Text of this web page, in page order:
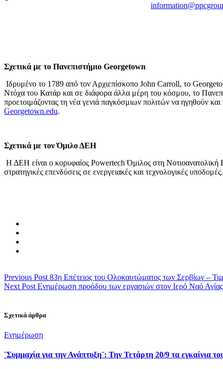
Σχετικά με το Πανεπιστήμιο Georgetown
Ιδρυμένο το 1789 από τον Αρχιεπίσκοπο John Carroll, το
Ντόχα του Κατάρ και σε διάφορα άλλα μέρη του κόσμου, το
προετοιμάζοντας τη νέα γενιά παγκόσμιων πολιτών να ηγηθούν
Georgetown.edu.
Σχετικά με τον Όμιλο ΔΕΗ
Η ΔΕΗ είναι ο κορυφαίος Powertech Όμιλος στη Νοτιοανατολική
στρατηγικές επενδύσεις σε ενεργειακές και τεχνολογικές
Previous Post 83η Επέτειος του Ολοκαυτώματος των Σερβίων –
Next Post Ενημέρωση προόδου των εργασιών στον Ιερό Ναό
Σχετικά άρθρα
Categories
Ενημέρωση
¨Συμμαχία για την Ανάπτυξη¨: Την Τετάρτη 20/9 τα εγκαίνια